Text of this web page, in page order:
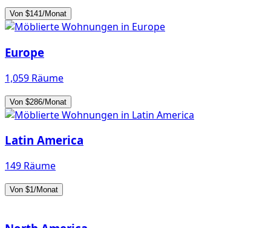
Von $141/Monat
Europe
1,059 Räume
Von $286/Monat
Latin America
149 Räume
Von $1/Monat